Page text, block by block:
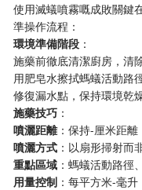
使用滅蟻噴霧嘅成敗關鍵
準操作流程：
​環境準備階段​ ​：
施藥前徹底清潔廚房，清
用肥皂水擦拭螞蟻活動路
修復漏水點，保持環境乾
​施藥技巧​ ​：
​噴灑距離​：保持-厘米距
​噴灑方式​ ：以扇形掃射而
​重點區域​ ：螞蟻活動路徑
​用量控制​ ：每平方米-毫